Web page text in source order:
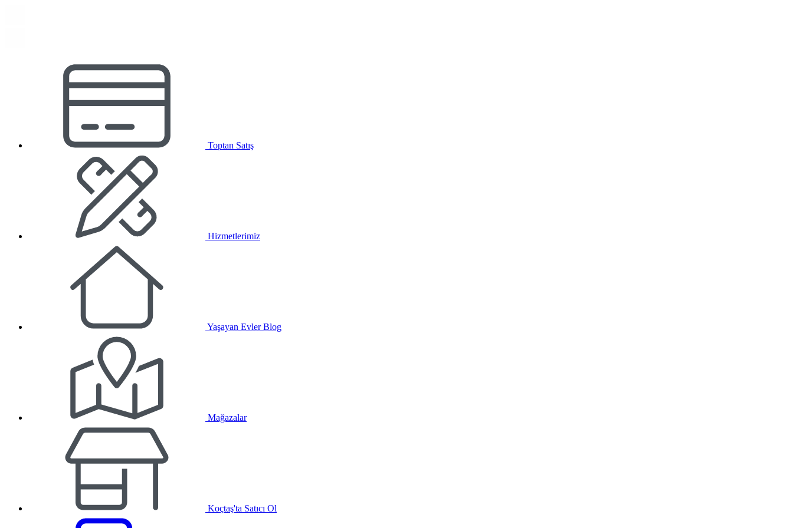
Toptan Satış
Hizmetlerimiz
Yaşayan Evler Blog
Mağazalar
Koçtaş'ta Satıcı Ol